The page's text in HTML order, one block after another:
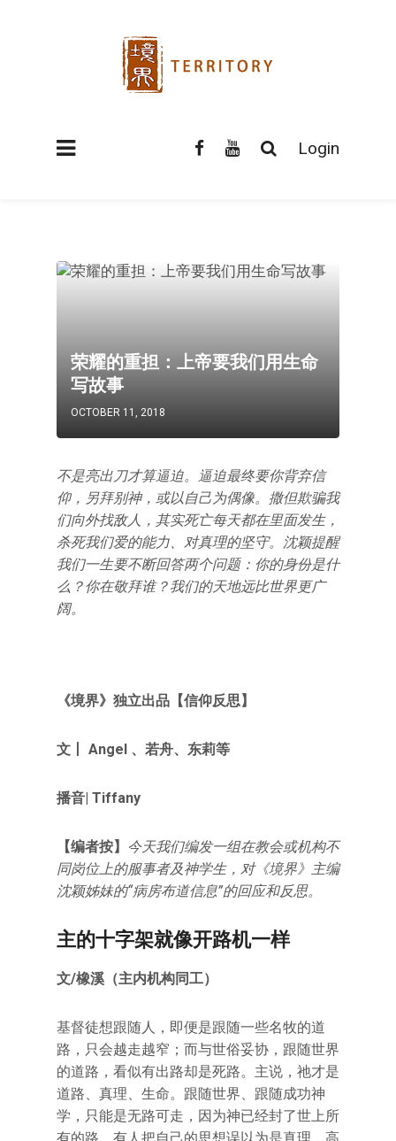
Login
荣耀的重担：上帝要我们用生命
写故事
OCTOBER 11, 2018
不是亮出刀才算逼迫。逼迫最终要你背弃信
仰，另拜别神，或以自己为偶像。撒但欺骗我
们向外找敌人，其实死亡每天都在里面发生，
杀死我们爱的能力、对真理的坚守。沈颖提醒
我们一生要不断回答两个问题：你的身份是什
么？你在敬拜谁？我们的天地远比世界更广
阔。
《境界》独立出品【信仰反思】
文丨 Angel 、 若舟、东莉等
播音| Tiffany
【编者按】
今天我们编发一组在教会或机构不
同岗位上的服事者及神学生，对《境界》主编
沈颖姊妹的“病房布道信息”的回应和反思。
主的十字架就像开路机一样
文/橡溪（主内机构同工）
基督徒想跟随人，即便是跟随一些名牧的道
路，只会越走越窄；而与世俗妥协，跟随世界
的道路，看似有出路却是死路。主说，祂才是
道路、真理、生命。跟随世界、跟随成功神
学，只能是无路可走，因为神已经封了世上所